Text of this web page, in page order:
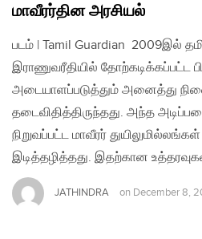
மாவீரர்தின அரசியல்
படம் | Tamil Guardian 2009இல்
இராணுவரீதியில்
அடையாளப்படுத்தும் அனைத்து
தடைவிதித்திருந்தது. அந்த
நிறுவப்பட்ட மாவீரர்
இடித்தழித்தது. இதற்கான
JATHINDRA on December 8,